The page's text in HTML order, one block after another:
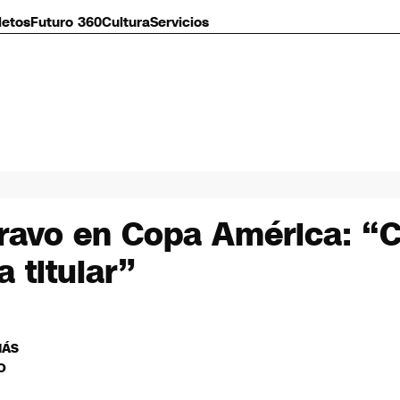
Futuro 360CulturaServicios
en Copa América:
titular”